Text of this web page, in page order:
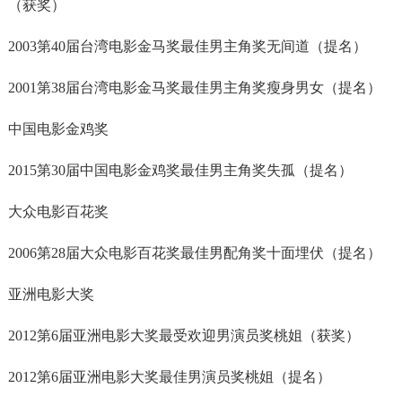
（获奖）
2003第40届台湾电影金马奖最佳男主角奖无间道（提名）
2001第38届台湾电影金马奖最佳男主角奖瘦身男女（提名）
中国电影金鸡奖
2015第30届中国电影金鸡奖最佳男主角奖失孤（提名）
大众电影百花奖
2006第28届大众电影百花奖最佳男配角奖十面埋伏（提名）
亚洲电影大奖
2012第6届亚洲电影大奖最受欢迎男演员奖桃姐（获奖）
2012第6届亚洲电影大奖最佳男演员奖桃姐（提名）